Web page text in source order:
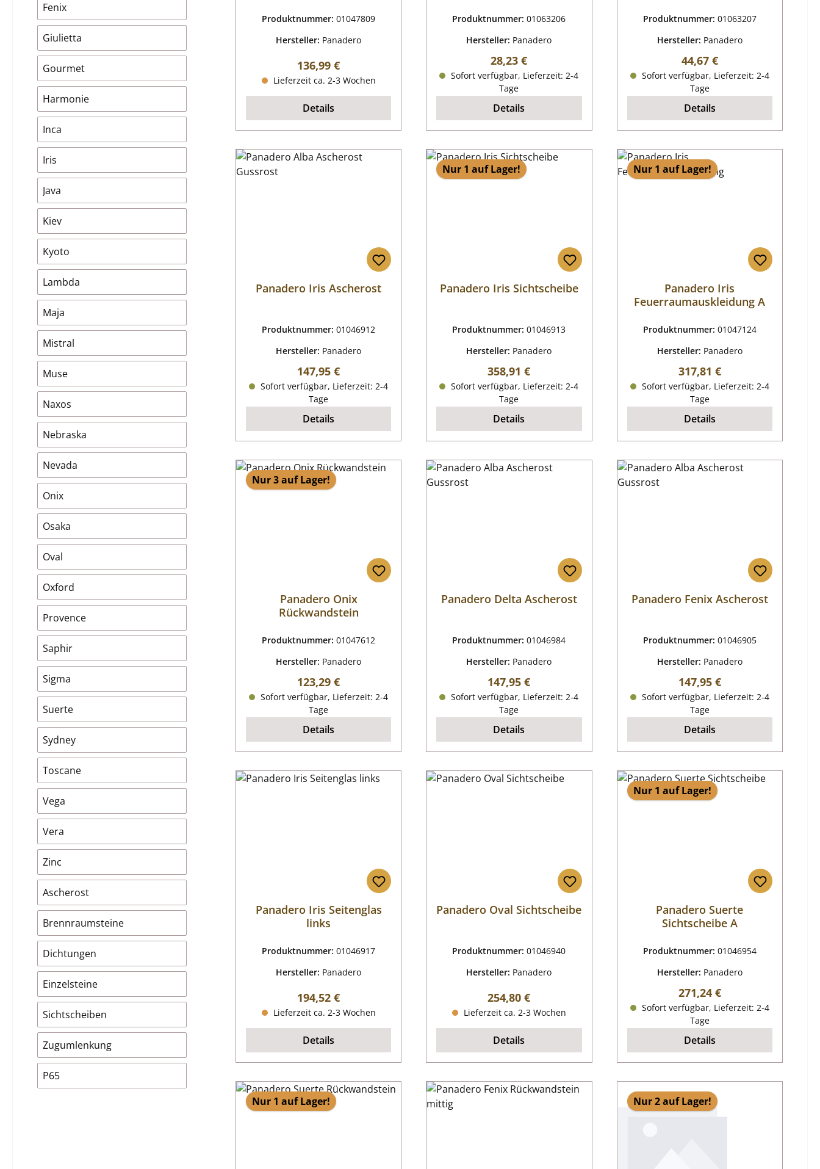
Fenix
Giulietta
Gourmet
Harmonie
Inca
Iris
Java
Kiev
Kyoto
Lambda
Maja
Mistral
Muse
Naxos
Nebraska
Nevada
Onix
Osaka
Oval
Oxford
Provence
Saphir
Sigma
Suerte
Sydney
Toscane
Vega
Vera
Zinc
Ascherost
Brennraumsteine
Dichtungen
Einzelsteine
Sichtscheiben
Zugumlenkung
P65
Produktnummer:01047809
Hersteller: Panadero
Regulärer Preis:
136,99 €
Lieferzeit ca. 2-3 Wochen
Details
Produktnummer:01063206
Hersteller: Panadero
Regulärer Preis:
28,23 €
Sofort verfügbar, Lieferzeit: 2-4
Tage
Details
Produktnummer: 01063207
Hersteller: Panadero
Regulärer Preis:
44,67 €
Sofort verfügbar, Lieferzeit: 2-4
Tage
Details
Panadero Iris Ascherost
Produktnummer:01046912
Hersteller: Panadero
Regulärer Preis:
147,95 €
Sofort verfügbar, Lieferzeit: 2-4
Tage
Details
Nur 1 auf Lager!
Panadero Iris Sichtscheibe
Produktnummer:01046913
Hersteller: Panadero
Regulärer Preis:
358,91 €
Sofort verfügbar, Lieferzeit: 2-4
Tage
Details
Nur 1 auf Lager!
Panadero Iris
Feuerraumauskleidung A
Produktnummer: 01047124
Hersteller: Panadero
Regulärer Preis:
317,81 €
Sofort verfügbar, Lieferzeit: 2-4
Tage
Details
Nur 3 auf Lager!
Panadero Onix
Rückwandstein
Produktnummer:01047612
Hersteller: Panadero
Regulärer Preis:
123,29 €
Sofort verfügbar, Lieferzeit: 2-4
Tage
Details
Panadero Delta Ascherost
Produktnummer:01046984
Hersteller: Panadero
Regulärer Preis:
147,95 €
Sofort verfügbar, Lieferzeit: 2-4
Tage
Details
Panadero Fenix Ascherost
Produktnummer: 01046905
Hersteller: Panadero
Regulärer Preis:
147,95 €
Sofort verfügbar, Lieferzeit: 2-4
Tage
Details
Panadero Iris Seitenglas
links
Produktnummer:01046917
Hersteller: Panadero
Regulärer Preis:
194,52 €
Lieferzeit ca. 2-3 Wochen
Details
Panadero Oval Sichtscheibe
Produktnummer:01046940
Hersteller: Panadero
Regulärer Preis:
254,80 €
Lieferzeit ca. 2-3 Wochen
Details
Nur 1 auf Lager!
Panadero Suerte
Sichtscheibe A
Produktnummer: 01046954
Hersteller: Panadero
Regulärer Preis:
271,24 €
Sofort verfügbar, Lieferzeit: 2-4
Tage
Details
Nur 1 auf Lager! Nur 2 auf Lager!